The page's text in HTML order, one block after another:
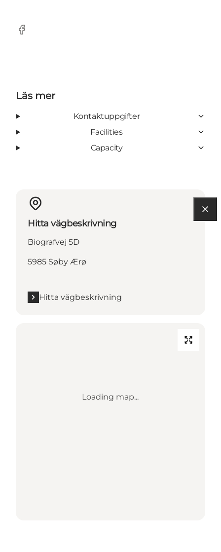
Facebook
Läs mer
Kontaktuppgifter
Facilities
Capacity
Hitta vägbeskrivning
Biografvej 5D
5985 Søby Ærø
Hitta vägbeskrivning
Loading map...